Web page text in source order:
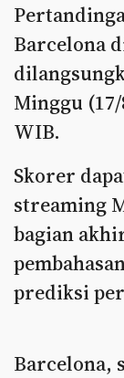
Barcelona
Minggu
WIB.
Skorer
streaming
bagian
prediksi
Barcelona,